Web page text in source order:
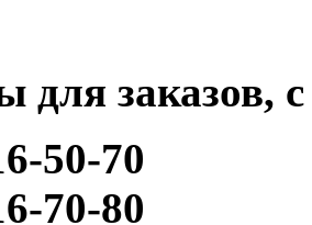
для заказов,
50-70
70-80